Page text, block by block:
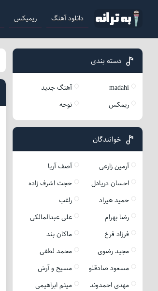
دانلود آهنگ ریمیکس
دسته بندی
madahi
آهنگ جدید
ریمکس
نوحه
خوانندگان
آرمین زارعی
آصف آریا
احسان دریادل
حجت اشرف زاده
حمید هیراد
راغب
رضا بهرام
علی عبدالمالکی
فرزاد فرخ
ماکان بند
مجید رضوی
محمد لطفی
مسعود صادقلو
مسیح و آرش
مهدی احمدوند
میثم ابراهیمی